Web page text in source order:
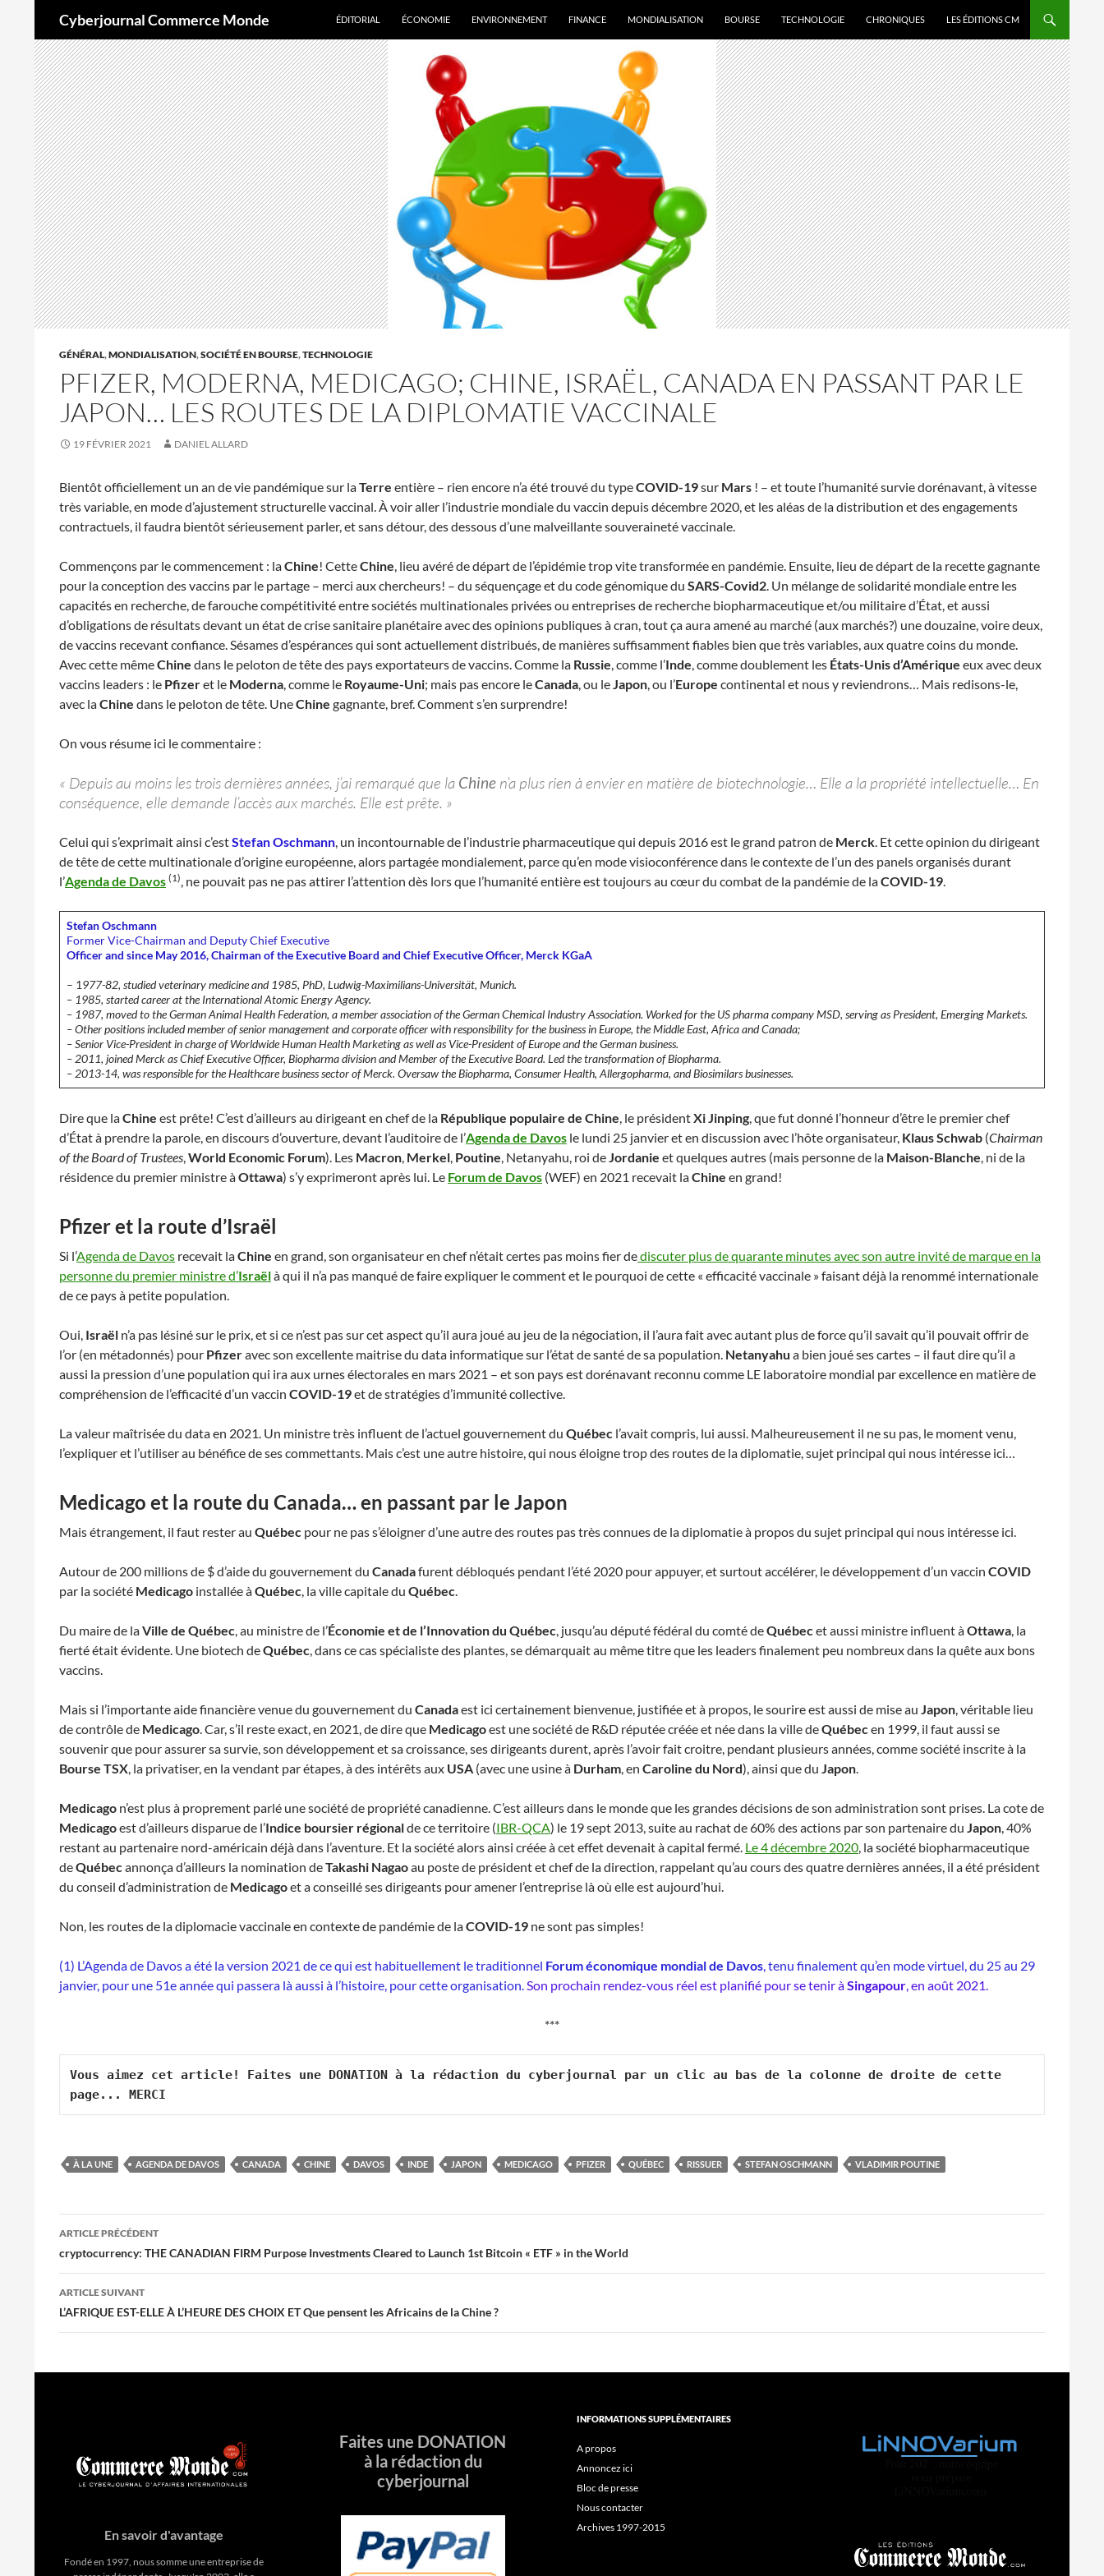
contenu
Cyberjournal Commerce Monde ÉDITORIAL ÉCONOMIE ENVIRONNEMENT FINANCE MONDIALISATION BOURSE TECHNOLOGIE CHRONIQUES LES ÉDITIONS CM
GÉNÉRAL,MONDIALISATION,SOCIÉTÉ EN BOURSE,TECHNOLOGIE
PFIZER, MODERNA, MEDICAGO; CHINE, ISRAËL, CANADA EN PASSANT PAR LE
JAPON… LES ROUTES DE LA DIPLOMATIE VACCINALE
19 FÉVRIER 2021 DANIEL ALLARD
Bientôt officiellement un an de vie pandémique sur laTerre entière – rien encore n’a été trouvé du typeCOVID-19sur Mars ! – et toute l’humanité survie dorénavant, à vitesse
très variable, en mode d’ajustement structurelle vaccinal. À voir aller l’industrie mondiale du vaccin depuis décembre 2020, et les aléas de la distribution et des engagements
contractuels, il faudra bientôt sérieusement parler, et sans détour, des dessous d’une malveillante souveraineté vaccinale.
Commençons par le commencement : laChine! CetteChine, lieu avéré de départ de l’épidémie trop vite transformée en pandémie. Ensuite, lieu de départ de la recette gagnante
pour la conception des vaccins par le partage – merci aux chercheurs! – du séquençage et du code génomique du SARS-Covid2. Un mélange de solidarité mondiale entre les
capacités en recherche, de farouche compétitivité entre sociétés multinationales privées ou entreprises de recherche biopharmaceutique et/ou militaire d’État, et aussi
d’obligations de résultats devant un état de crise sanitaire planétaire avec des opinions publiques à cran, tout ça aura amené au marché (aux marchés?) une douzaine, voire deux,
de vaccins recevant confiance. Sésames d’espérances qui sont actuellement distribués, de manières suffisamment fiables bien que très variables, aux quatre coins du monde.
Avec cette mêmeChine dans le peloton de tête des pays exportateurs de vaccins. Comme la Russie, comme l’Inde, comme doublement les États-Unis d’Amérique eux avec deux
vaccins leaders : le Pfizeret le Moderna, comme le Royaume-Uni; mais pas encore leCanada, ou leJapon, ou l’Europe continental et nous y reviendrons… Mais redisons-le,
avec laChine dans le peloton de tête. UneChine gagnante, bref. Comment s’en surprendre!
On vous résume ici le commentaire :
« Depuis au moins les trois dernières années, j’ai remarqué que la Chine n’a plus rien à envier en matière de biotechnologie… Elle a la propriété intellectuelle… En
conséquence, elle demande l’accès aux marchés. Elle est prête. »
Celui qui s’exprimait ainsi c’estStefan Oschmann, un incontournable de l’industrie pharmaceutique qui depuis 2016 est le grand patron de Merck. Et cette opinion du dirigeant
de tête de cette multinationale d’origine européenne, alors partagée mondialement, parce qu’en mode visioconférence dans le contexte de l’un des panels organisés durant
l’Agenda de Davos (1), ne pouvait pas ne pas attirer l’attention dès lors que l’humanité entière est toujours au cœur du combat de la pandémie de laCOVID-19.
Stefan Oschmann
Former Vice-Chairman and Deputy Chief Executive
Officer and since May 2016, Chairman of the Executive Board and Chief Executive Officer, Merck KGaA
– 1977-82, studied veterinary medicine and 1985, PhD, Ludwig-Maximilians-Universität, Munich.
– 1985, started career at the International Atomic Energy Agency.
– 1987, moved to the German Animal Health Federation, a member association of the German Chemical Industry Association. Worked for the US pharma company MSD, serving as President, Emerging Markets.
– Other positions included member of senior management and corporate officer with responsibility for the business in Europe, the Middle East, Africa and Canada;
– Senior Vice-President in charge of Worldwide Human Health Marketing as well as Vice-President of Europe and the German business.
– 2011, joined Merck as Chief Executive Officer, Biopharma division and Member of the Executive Board. Led the transformation of Biopharma.
– 2013-14, was responsible for the Healthcare business sector of Merck. Oversaw the Biopharma, Consumer Health, Allergopharma, and Biosimilars businesses.
Dire que laChine est prête! C’est d’ailleurs au dirigeant en chef de la République populaire de Chine, le présidentXi Jinping, que fut donné l’honneur d’être le premier chef
d’État à prendre la parole, en discours d’ouverture, devant l’auditoire de l’Agenda de Davos le lundi 25 janvier et en discussion avec l’hôte organisateur, Klaus Schwab (Chairman
of the Board of Trustees,World Economic Forum). Les Macron, Merkel, Poutine, Netanyahu, roi deJordanie et quelques autres (mais personne de la Maison-Blanche, ni de la
résidence du premier ministre àOttawa) s’y exprimeront après lui. Le Forum de Davos (WEF) en 2021 recevait laChine en grand!
Pfizer et la route d’Israël
Si l’Agenda de Davos recevait laChine en grand, son organisateur en chef n’était certes pas moins fier dediscuter plus de quarante minutes avec son autre invité de marque en la
personne du premier ministre d’Israëlà qui il n’a pas manqué de faire expliquer le comment et le pourquoi de cette « efficacité vaccinale » faisant déjà la renommé internationale
de ce pays à petite population.
Oui, Israël n’a pas lésiné sur le prix, et si ce n’est pas sur cet aspect qu’il aura joué au jeu de la négociation, il l’aura fait avec autant plus de force qu’il savait qu’il pouvait offrir de
l’or (en métadonnés) pour Pfizeravec son excellente maitrise du data informatique sur l’état de santé de sa population. Netanyahu a bien joué ses cartes – il faut dire qu’il a
aussi la pression d’une population qui ira aux urnes électorales en mars 2021 – et son pays est dorénavant reconnu comme LE laboratoire mondial par excellence en matière de
compréhension de l’efficacité d’un vaccin COVID-19et de stratégies d’immunité collective.
La valeur maîtrisée du data en 2021. Un ministre très influent de l’actuel gouvernement du Québec l’avait compris, lui aussi. Malheureusement il ne su pas, le moment venu,
l’expliquer et l’utiliser au bénéfice de ses commettants. Mais c’est une autre histoire, qui nous éloigne trop des routes de la diplomatie, sujet principal qui nous intéresse ici…
Medicago et la route du Canada… en passant par le Japon
Mais étrangement, il faut rester au Québec pour ne pas s’éloigner d’une autre des routes pas très connues de la diplomatie à propos du sujet principal qui nous intéresse ici.
Autour de 200 millions de $ d’aide du gouvernement du Canadafurent débloqués pendant l’été 2020 pour appuyer, et surtout accélérer, le développement d’un vaccin COVID
par la société Medicago installée àQuébec, la ville capitale du Québec.
Du maire de laVille de Québec, au ministre de l’Économie et de l’Innovation du Québec, jusqu’au député fédéral du comté deQuébecet aussi ministre influent àOttawa, la
fierté était évidente. Une biotech deQuébec, dans ce cas spécialiste des plantes, se démarquait au même titre que les leaders finalement peu nombreux dans la quête aux bons
vaccins.
Mais si l’importante aide financière venue du gouvernement du Canadaest ici certainement bienvenue, justifiée et à propos, le sourire est aussi de mise au Japon, véritable lieu
de contrôle de Medicago. Car, s’il reste exact, en 2021, de dire que Medicagoest une société de R&D réputée créée et née dans la ville deQuébecen 1999, il faut aussi se
souvenir que pour assurer sa survie, son développement et sa croissance, ses dirigeants durent, après l’avoir fait croitre, pendant plusieurs années, comme société inscrite à la
Bourse TSX, la privatiser, en la vendant par étapes, à des intérêts aux USA (avec une usine à Durham, en Caroline du Nord), ainsi que du Japon.
Medicago n’est plus à proprement parlé une société de propriété canadienne. C’est ailleurs dans le monde que les grandes décisions de son administration sont prises. La cote de
Medicagoest d’ailleurs disparue de l’Indice boursier régionalde ce territoire (IBR-QCA) le 19 sept 2013, suite au rachat de 60% des actions par son partenaire du Japon, 40%
restant au partenaire nord-américain déjà dans l’aventure. Et la société alors ainsi créée à cet effet devenait à capital fermé. Le 4 décembre 2020, la société biopharmaceutique
deQuébecannonça d’ailleurs la nomination deTakashi Nagaoau poste de président et chef de la direction, rappelant qu’au cours des quatre dernières années, il a été président
du conseil d’administration de Medicagoet a conseillé ses dirigeants pour amener l’entreprise là où elle est aujourd’hui.
Non, les routes de la diplomacie vaccinale en contexte de pandémie de laCOVID-19 ne sont pas simples!
(1) L’Agenda de Davos a été la version 2021 de ce qui est habituellement le traditionnel Forum économique mondial de Davos, tenu finalement qu’en mode virtuel, du 25 au 29
janvier, pour une 51e année qui passera là aussi à l’histoire, pour cette organisation.Son prochain rendez-vous réel est planifié pour se tenir àSingapour, en août 2021.
***
Vous aimez cet article! Faites une DONATION à la rédaction du cyberjournal par un clic au bas de la colonne de droite de cette
page... MERCI
À LA UNE AGENDA DE DAVOS CANADA CHINE DAVOS INDE JAPON MEDICAGO PFIZER QUÉBEC RISSUER STEFAN OSCHMANN VLADIMIR POUTINE
Navigation
des
articles
ARTICLE PRÉCÉDENT
cryptocurrency: THE CANADIAN FIRM Purpose Investments Cleared to Launch 1st Bitcoin « ETF » in the World
ARTICLE SUIVANT
L’AFRIQUE EST-ELLE À L’HEURE DES CHOIX ET Que pensent les Africains de la Chine ?
En savoir d'avantage
Fondé en 1997, nous somme une entreprise de
Faites une DONATION
à la rédaction du
cyberjournal
INFORMATIONS SUPPLÉMENTAIRES
A propos
Annoncez ici
Bloc de presse
Nous contacter
Archives 1997-2015